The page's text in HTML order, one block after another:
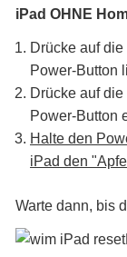
iPad OHNE
Drücke auf
Power-Button
Drücke auf
Power-Button
Halte den
iPad den
Warte dann, bis